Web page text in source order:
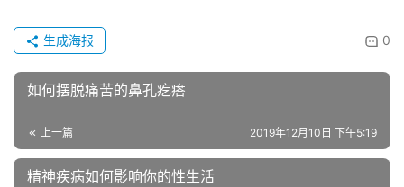
们
联
我
们
0
生成海报
如何摆脱痛苦的鼻孔疙瘩
上一篇 2019年12月10日 下午5:19
精神疾病如何影响你的性生活